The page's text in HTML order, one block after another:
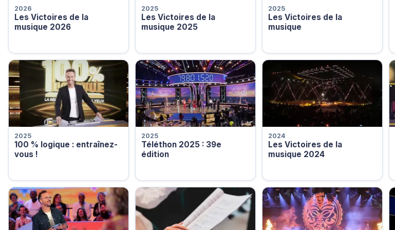
2026
Les Victoires de la
musique 2026
2025
Les Victoires de la
musique 2025
2025
Les Victoires de la
musique
2025
100 % logique : entraînez-
vous !
2025
Téléthon 2025 : 39e
édition
2024
Les Victoires de la
musique 2024